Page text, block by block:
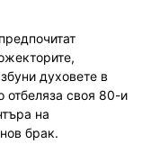
духовете в
отбеляза своя 80-и
на
брак.